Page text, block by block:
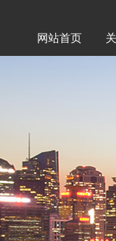
网站首页